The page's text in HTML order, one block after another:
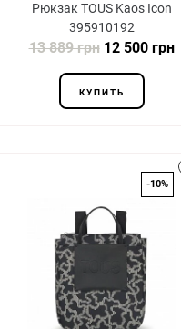
Рюкзак TOUS Kaos Icon
395910192
13 889 грн12 500 грн
КУПИТЬ
-10%